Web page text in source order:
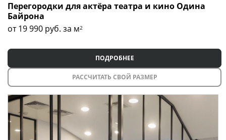
Перегородки для актёра театра и кино Одина
Байрона
от 19 990 руб. за м2
ПОДРОБНЕЕ
РАССЧИТАТЬ СВОЙ РАЗМЕР